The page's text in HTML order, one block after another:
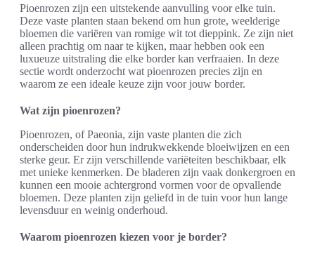
Pioenrozen zijn een uitstekende aanvulling voor elke tuin.
Deze vaste planten staan bekend om hun grote, weelderige
bloemen die variëren van romige wit tot dieppink. Ze zijn niet
alleen prachtig om naar te kijken, maar hebben ook een
luxueuze uitstraling die elke border kan verfraaien. In deze
sectie wordt onderzocht wat pioenrozen precies zijn en
waarom ze een ideale keuze zijn voor jouw border.
Wat zijn pioenrozen?
Pioenrozen, of Paeonia, zijn vaste planten die zich
onderscheiden door hun indrukwekkende bloeiwijzen en een
sterke geur. Er zijn verschillende variëteiten beschikbaar, elk
met unieke kenmerken. De bladeren zijn vaak donkergroen en
kunnen een mooie achtergrond vormen voor de opvallende
bloemen. Deze planten zijn geliefd in de tuin voor hun lange
levensduur en weinig onderhoud.
Waarom pioenrozen kiezen voor je border?